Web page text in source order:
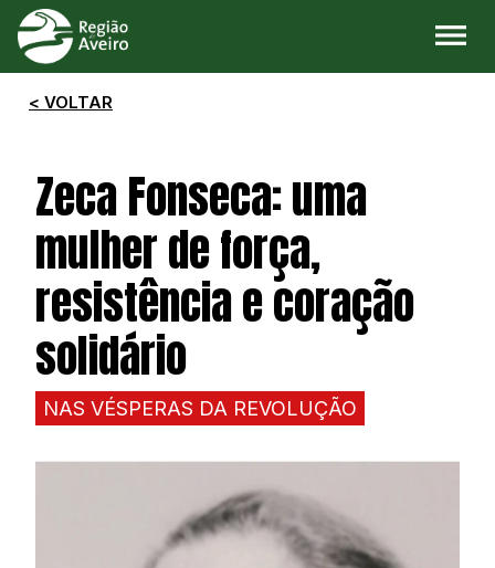
< VOLTAR
Zeca Fonseca: uma
mulher de força,
resistência e coração
solidário
NAS VÉSPERAS DA REVOLUÇÃO